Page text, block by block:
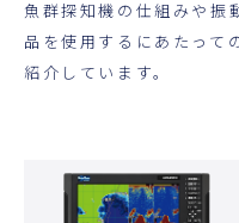
魚群探知機の仕組みや振
品を使用するにあたって
紹介しています。